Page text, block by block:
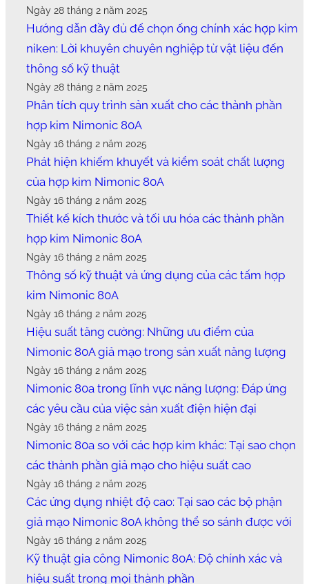
Ngày 28 tháng 2 năm 2025
Hướng dẫn đầy đủ để chọn ống chính xác hợp kim
niken: Lời khuyên chuyên nghiệp từ vật liệu đến
thông số kỹ thuật
Ngày 28 tháng 2 năm 2025
Phân tích quy trình sản xuất cho các thành phần
hợp kim Nimonic 80A
Ngày 16 tháng 2 năm 2025
Phát hiện khiếm khuyết và kiểm soát chất lượng
của hợp kim Nimonic 80A
Ngày 16 tháng 2 năm 2025
Thiết kế kích thước và tối ưu hóa các thành phần
hợp kim Nimonic 80A
Ngày 16 tháng 2 năm 2025
Thông số kỹ thuật và ứng dụng của các tấm hợp
kim Nimonic 80A
Ngày 16 tháng 2 năm 2025
Hiệu suất tăng cường: Những ưu điểm của
Nimonic 80A giả mạo trong sản xuất năng lượng
Ngày 16 tháng 2 năm 2025
Nimonic 80a trong lĩnh vực năng lượng: Đáp ứng
các yêu cầu của việc sản xuất điện hiện đại
Ngày 16 tháng 2 năm 2025
Nimonic 80a so với các hợp kim khác: Tại sao chọn
các thành phần giả mạo cho hiệu suất cao
Ngày 16 tháng 2 năm 2025
Các ứng dụng nhiệt độ cao: Tại sao các bộ phận
giả mạo Nimonic 80A không thể so sánh được với
Ngày 16 tháng 2 năm 2025
Kỹ thuật gia công Nimonic 80A: Độ chính xác và
hiệu suất trong mọi thành phần